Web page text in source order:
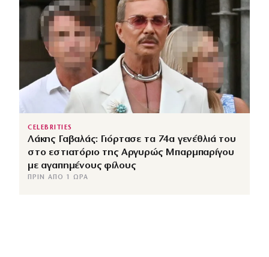
CELEBRITIES
Λάκης Γαβαλάς: Γιόρτασε τα 74α γενέθλιά του
στο εστιατόριο της Αργυρώς Μπαρμπαρίγου
με αγαπημένους φίλους
ΠΡΙΝ ΑΠΌ 1 ΏΡΑ